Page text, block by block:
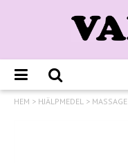
HEM > HJÄLPMEDEL > MASSAGE